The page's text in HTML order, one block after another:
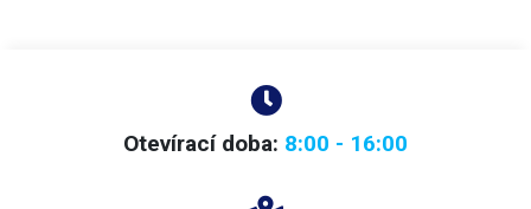
Otevírací doba: 8:00 - 16:00